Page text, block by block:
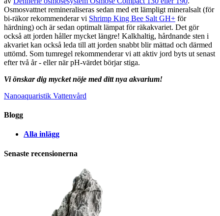
Osmosvattnet remineraliseras sedan med ett lämpligt mineralsalt (för
bi-räkor rekommenderar vi Shrimp King Bee Salt GH+ för
härdning) och är sedan optimalt lämpat för räkakvariet. Det gör
också att jorden håller mycket längre! Kalkhaltig, hårdnande sten i
akvariet kan också leda till att jorden snabbt blir mättad och därmed
uttömd. Som tumregel rekommenderar vi att aktiv jord byts ut senast
efter två år - eller när pH-värdet börjar stiga.
Vi önskar dig mycket nöje med ditt nya akvarium!
Nanoaquaristik Vattenvård
Blogg
Alla inlägg
Senaste recensionerna